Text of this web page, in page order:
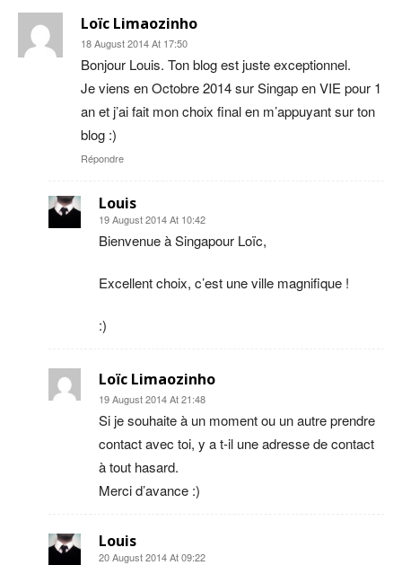
Loïc Limaozinho
18 August 2014 At 17:50
Bonjour Louis. Ton blog est juste exceptionnel.
Je viens en Octobre 2014 sur Singap en VIE pour 1
an et j’ai fait mon choix final en m’appuyant sur ton
blog :)
Répondre
Louis
19 August 2014 At 10:42
Bienvenue à Singapour Loïc,
Excellent choix, c’est une ville magnifique !
:)
Loïc Limaozinho
19 August 2014 At 21:48
Si je souhaite à un moment ou un autre prendre
contact avec toi, y a t-il une adresse de contact
à tout hasard.
Merci d’avance :)
Louis
20 August 2014 At 09:22